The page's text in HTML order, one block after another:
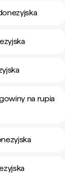
na rupia